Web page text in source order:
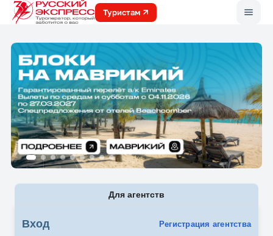
Туристам
Для агентств
Вход Регистрация агентства